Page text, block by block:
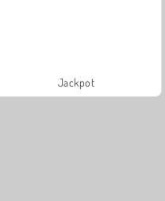
Jackpot